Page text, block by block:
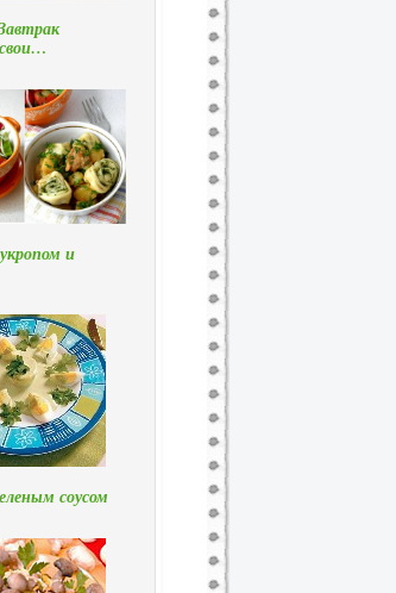
и
соусом